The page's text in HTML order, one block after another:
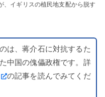
イギリスの植民地支配から脱す
は、蒋介石に対抗するた
中国の傀儡政権です。詳
の記事を読んでみてくだ